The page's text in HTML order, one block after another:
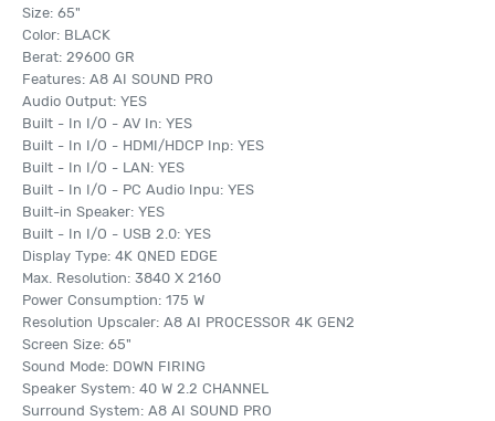
Size: 65"
Color: BLACK
Berat: 29600 GR
Features: A8 AI SOUND PRO
Audio Output: YES
Built - In I/O - AV In: YES
Built - In I/O - HDMI/HDCP Inp: YES
Built - In I/O - LAN: YES
Built - In I/O - PC Audio Inpu: YES
Built-in Speaker: YES
Built - In I/O - USB 2.0: YES
Display Type: 4K QNED EDGE
Max. Resolution: 3840 X 2160
Power Consumption: 175 W
Resolution Upscaler: A8 AI PROCESSOR 4K GEN2
Screen Size: 65"
Sound Mode: DOWN FIRING
Speaker System: 40 W 2.2 CHANNEL
Surround System: A8 AI SOUND PRO